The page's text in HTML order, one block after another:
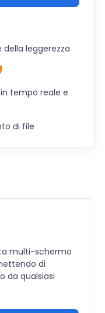
leggerezza
tempo reale e
di file
multi-schermo
di
da qualsiasi